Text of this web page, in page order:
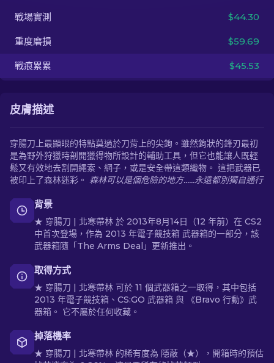
ZH-TW
戰場實測 $44.30
重度磨損 $59.69
戰痕累累 $45.53
皮膚描述
穿腸刀上最顯眼的特點莫過於刀背上的尖鉤。雖然鉤狀的鋒刃最初
是為野外狩獵時剖開獵得物所設計的輔助工具，但它也能讓人既輕
鬆又有效地去割開繩索、網子，或是安全帶這類織物。 這把武器已
被印上了森林迷彩。 森林可以是個危險的地方......永遠都別獨自通行
背景
★ 穿腸刀 | 北寒帶林 於 2013年8月14日（12 年前）在 CS2
中首次登場，作為 2013 年電子競技箱 武器箱的一部分，該
武器箱隨「The Arms Deal」更新推出。
取得方式
★ 穿腸刀 | 北寒帶林 可於 11 個武器箱之一取得，其中包括
2013 年電子競技箱、CS:GO 武器箱 與 《Bravo 行動》武
器箱。 它不屬於任何收藏。
掉落機率
★ 穿腸刀 | 北寒帶林 的稀有度為 隱蔽（★），開箱時的預估